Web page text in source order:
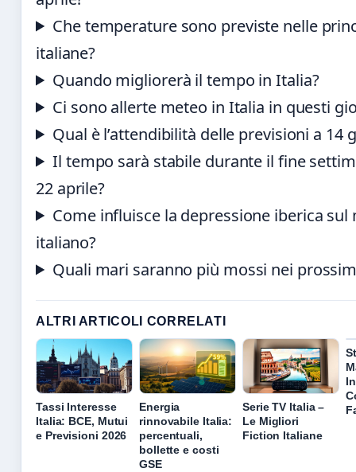
Che temperature sono previste nelle
italiane?
Quando migliorerà il tempo in Italia?
Ci sono allerte meteo in Italia in questi
Qual è l’attendibilità delle previsioni a 14
Il tempo sarà stabile durante il fine
22 aprile?
Come influisce la depressione iberica sul
italiano?
Quali mari saranno più mossi nei
ALTRI ARTICOLI CORRELATI
Tassi Interesse
Italia: BCE, Mutui
e Previsioni 2026
Energia
rinnovabile Italia:
percentuali,
bollette e costi
GSE
Serie TV Italia –
Le Migliori
Fiction Italiane